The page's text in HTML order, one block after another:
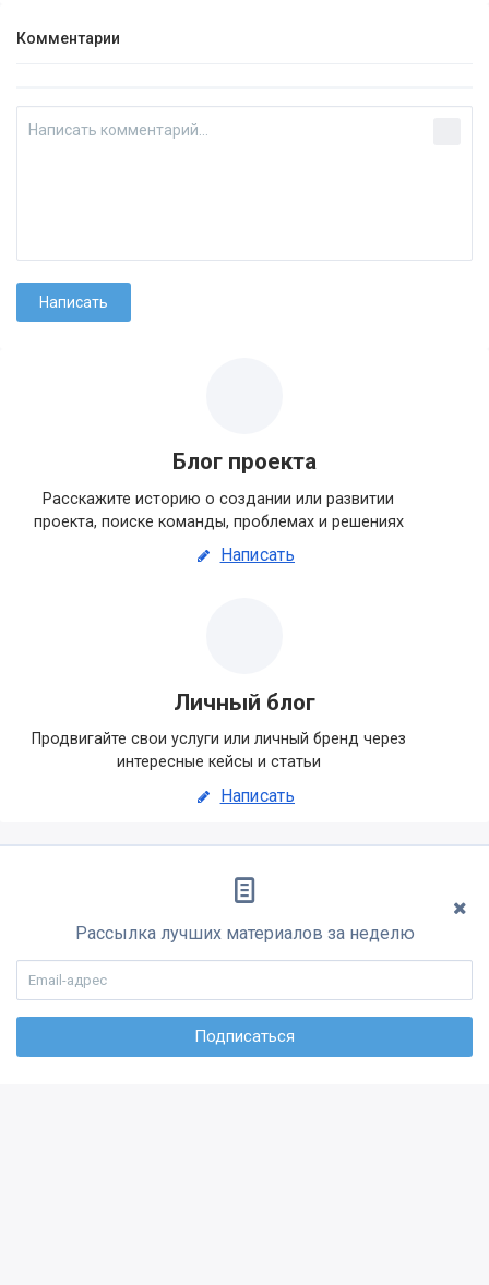
Комментарии
Блог проекта
Расскажите историю о создании или развитии
проекта, поиске команды, проблемах и решениях
Написать
Личный блог
Продвигайте свои услуги или личный бренд через
интересные кейсы и статьи
Написать
Рассылка лучших материалов за неделю